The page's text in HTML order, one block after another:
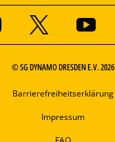
© SG DYNAMO DRESDEN E.V. 2026
Barrierefreiheitserklärung
Impressum